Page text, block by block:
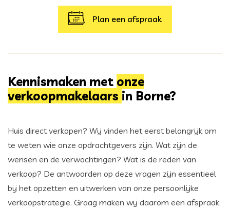
Plan een afspraak
Kennismaken met onze
verkoopmakelaars in Borne?
Huis direct verkopen? Wij vinden het eerst belangrijk om
te weten wie onze opdrachtgevers zijn. Wat zijn de
wensen en de verwachtingen? Wat is de reden van
verkoop? De antwoorden op deze vragen zijn essentieel
bij het opzetten en uitwerken van onze persoonlijke
verkoopstrategie. Graag maken wij daarom een afspraak